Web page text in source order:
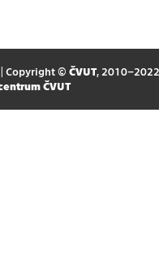
Copyright © ČVUT, 2010–2022
ČVUT